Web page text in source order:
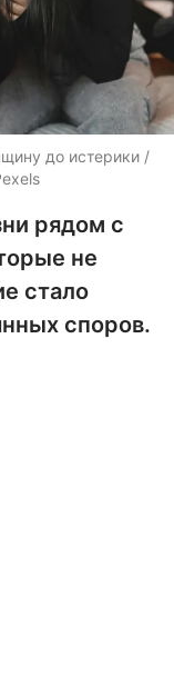
до истерики /
рядом с
не
стало
споров.